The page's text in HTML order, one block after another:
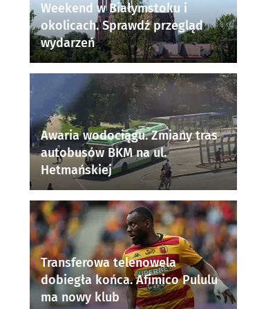
Weekend w Białymstoku i
okolicach. Sprawdź przegląd
wydarzeń
Awaria wodociągu. Zmiany tras
autobusów BKM na ul.
Hetmańskiej
Transferowa telenowela
dobiegła końca. Afimico Pululu
ma nowy klub